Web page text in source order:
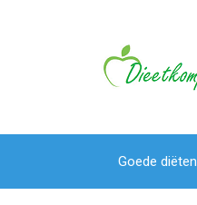
Goede diëten